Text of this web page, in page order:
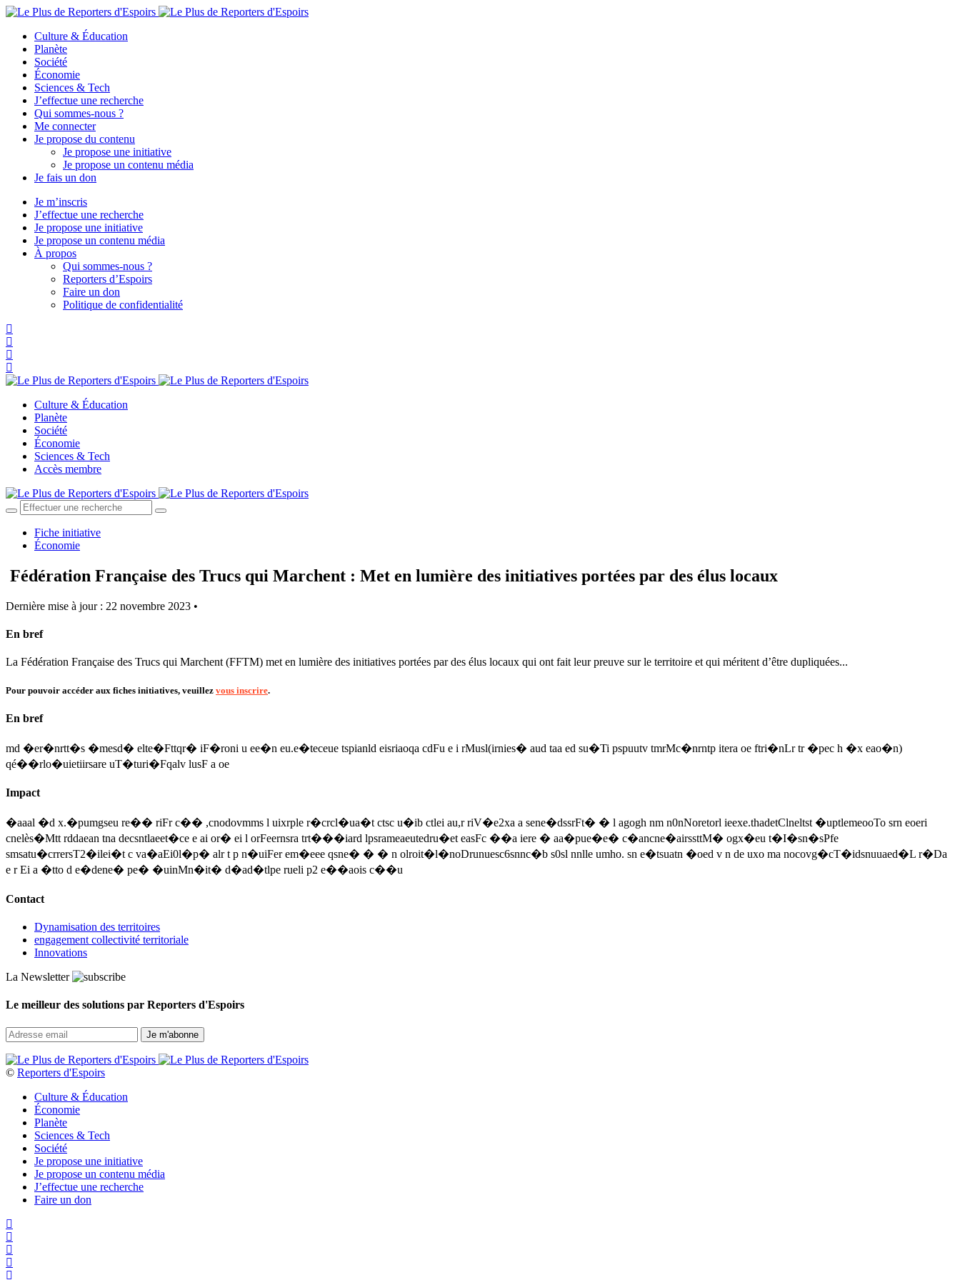
Culture & Éducation
Planète
Société
Économie
Sciences & Tech
J’effectue une recherche
Qui sommes-nous ?
Me connecter
Je propose du contenu
Je propose une initiative
Je propose un contenu média
Je fais un don
Je m’inscris
J’effectue une recherche
Je propose une initiative
Je propose un contenu média
À propos
Qui sommes-nous ?
Reporters d’Espoirs
Faire un don
Politique de confidentialité
Culture & Éducation
Planète
Société
Économie
Sciences & Tech
Accès membre
Fiche initiative
Économie
Fédération Française des Trucs qui Marchent : Met en lumière des initiatives portées par des élus locaux
Dernière mise à jour : 22 novembre 2023 •
En bref
La Fédération Française des Trucs qui Marchent (FFTM) met en lumière des initiatives portées par des élus locaux qui ont fait leur preuve sur le territoire et qui méritent d’être dupliquées...
Pour pouvoir accéder aux fiches initiatives, veuillez vous inscrire.
En bref
md �er�nrtt�s �mesd� elte�Fttqr� iF�roni u ee�n eu.e�teceue tspianld eisriaoqa cdFu e i rMusl(irnies� aud taa ed su�Ti pspuutv tmrMc�nrntp itera oe ftri�nLr tr �pec h �x eao�n)
qé��rlo�uietiirsare uT�turi�Fqalv lusF a oe
Impact
�aaal �d x.�pumgseu re�� riFr c�� ,cnodovmms l uixrple r�crcl�ua�t ctsc u�ib ctlei au,r riV�e2xa a sene�dssrFt� � l agogh nm n0nNoretorl ieexe.thadetClneltst �uptlemeooTo srn eoeri
cnelès�Mtt rddaean tna decsntlaeet�ce e ai or� ei l orFeernsra trt���iard lpsrameaeutedru�et easFc ��a iere � aa�pue�e� c�ancne�airssttM� ogx�eu t�I�sn�sPfe
smsatu�crrersT2�ilei�t c va�aEi0l�p� alr t p n�uiFer em�eee qsne� � � n olroit�l�noDrunuesc6snnc�b s0sl nnlle umho. sn e�tsuatn �oed v n de uxo ma nocovg�cT�idsnuuaed�L r�Da
e r Ei a �tto d e�dene� pe� �uinMn�it� d�ad�tlpe rueli p2 e��aois c��u
Contact
Dynamisation des territoires
engagement collectivité territoriale
Innovations
La Newsletter
Le meilleur des solutions par Reporters d'Espoirs
© Reporters d'Espoirs
Culture & Éducation
Économie
Planète
Sciences & Tech
Société
Je propose une initiative
Je propose un contenu média
J’effectue une recherche
Faire un don